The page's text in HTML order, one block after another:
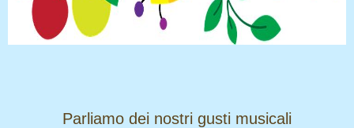
​​​​​​​Parliamo dei nostri gusti musicali